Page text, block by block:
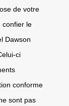
de votre
confier le
Dawson
ci
conforme
sont pas